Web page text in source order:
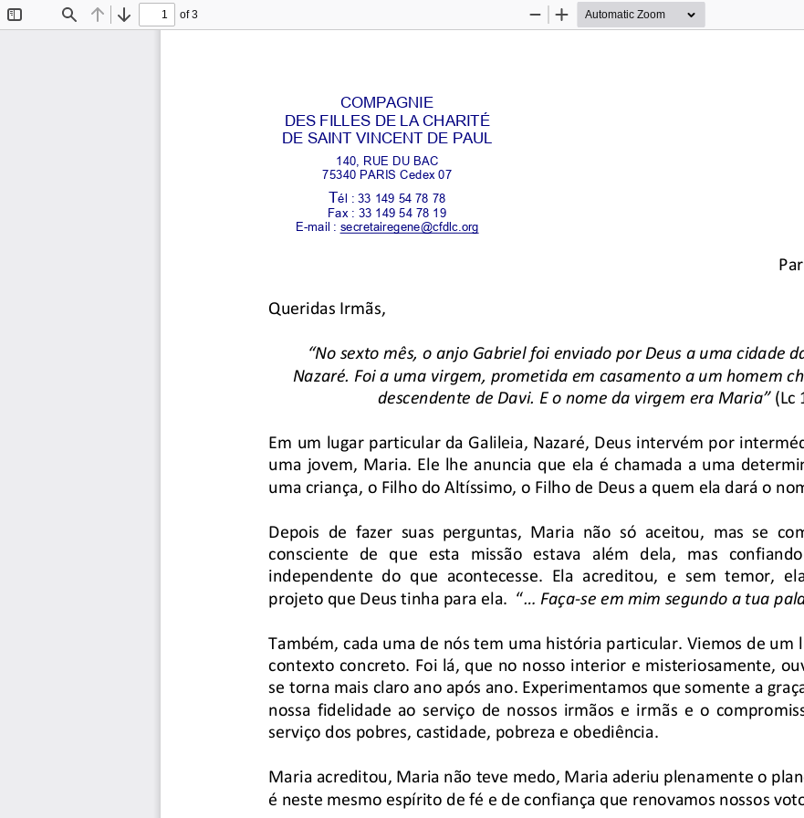
Toggle
Find Previous
Next
of 3
ZoomZoom
COMPAGNIE
DES FILLES DE LA CHARITÉ
DE SAINT VINCENT DE PAUL
140, RUE DU BAC
75340 PARIS Cedex 07
Tél : 33 149 54 78 78
Fax : 33 149 54 78 19
E-mail : secretairegene@cfdlc.org
Queridas Irmãs,
“No sexto mês, o anjo Gabriel foi enviado por Deus a uma cidade
Nazaré. Foi a uma virgem, prometida em casamento a um homem
descendente de Davi. E o nome da virgem era Maria” (Lc
Em um lugar particular da Galileia, Nazaré, Deus intervém por
uma jovem, Maria. Ele lhe anuncia que ela é chamada a uma
uma criança, o Filho do Altíssimo, o Filho de Deus a quem ela dará o
Depois  de  fazer  suas  perguntas,  Maria  não  só  aceitou,  mas  se
consciente  de  que  esta  missão  estava  além  dela,  mas
independente  do  que  acontecesse.  Ela  acreditou,  e  sem  temor,
projeto que Deus tinha para ela.  “... Faça-se em mim segundo a tua
Também, cada uma de nós tem uma história particular. Viemos de um
contexto concreto. Foi lá, que no nosso interior e misteriosamente,
se torna mais claro ano após ano. Experimentamos que somente a
nossa fidelidade ao serviço de nossos irmãos e irmãs e o
serviço dos pobres, castidade, pobreza e obediência.
Maria acreditou, Maria não teve medo, Maria aderiu plenamente o
é neste mesmo espírito de fé e de confiança que renovamos nossos